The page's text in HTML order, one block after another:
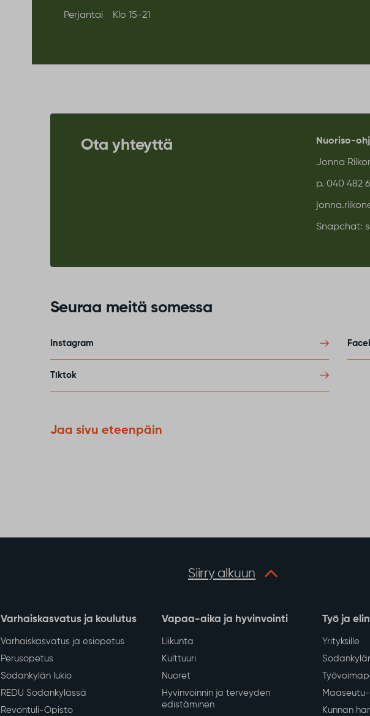
Perjantai Klo 15-21
Ota yhteyttä Nuoriso-
Jonna
p. 040 482
Snapchat:
Seuraa meitä somessa
Instagram
Tiktok
Jaa sivu eteenpäin
Siirry alkuun
Varhaiskasvatus ja koulutus
Varhaiskasvatus ja esiopetus
Perusopetus
Sodankylän lukio
REDU Sodankylässä
Revontuli-Opisto
Vapaa-aika ja hyvinvointi
Liikunta
Kulttuuri
Nuoret
Hyvinvoinnin ja terveyden
edistäminen
Työ ja
Yrityksille
Kunnan